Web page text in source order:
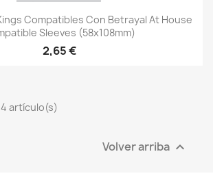
Compatibles Con Betrayal At House
Sleeves (58x108mm)
2,65 €
artículo(s)
Volver arriba 